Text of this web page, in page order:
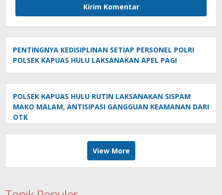
PENTINGNYA KEDISIPLINAN SETIAP PERSONEL POLRI
POLSEK KAPUAS HULU LAKSANAKAN APEL PAGI
POLSEK KAPUAS HULU RUTIN LAKSANAKAN SISPAM
MAKO MALAM, ANTISIPASI GANGGUAN KEAMANAN DARI
OTK
View More